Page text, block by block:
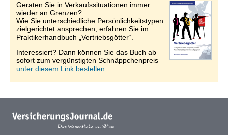
Geraten Sie in Verkaufssituationen immer
wieder an Grenzen?
Wie Sie unterschiedliche Persönlichkeitstypen
zielgerichtet ansprechen, erfahren Sie im
Praktikerhandbuch „Vertriebsgötter“.
Interessiert? Dann können Sie das Buch ab
sofort zum vergünstigten Schnäppchenpreis
unter diesem Link bestellen.